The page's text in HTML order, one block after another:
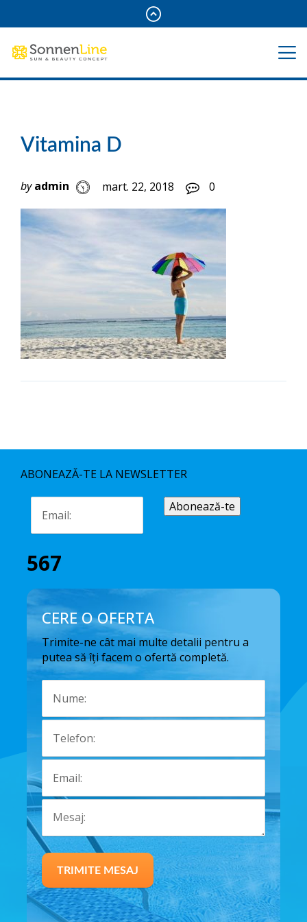
Vitamina D
by admin mart. 22, 2018 0
ABONEAZĂ-TE LA NEWSLETTER
567
CERE O OFERTA
Trimite-ne cât mai multe detalii pentru a
putea să îți facem o ofertă completă.